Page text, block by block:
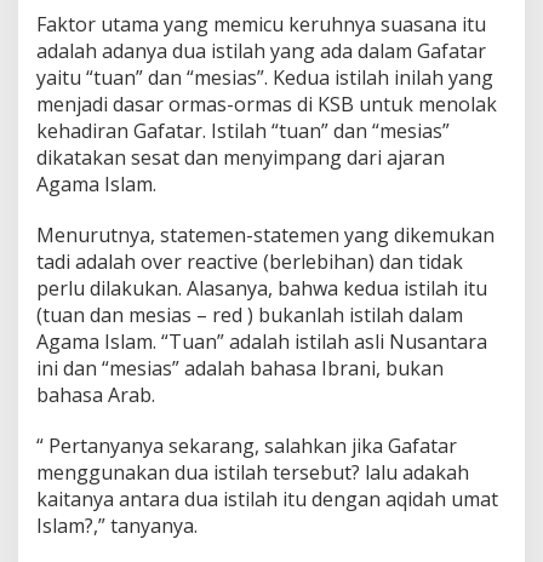
Faktor utama yang memicu keruhnya suasana itu
adalah adanya dua istilah yang ada dalam Gafatar
yaitu “tuan” dan “mesias”. Kedua istilah inilah yang
menjadi dasar ormas-ormas di KSB untuk menolak
kehadiran Gafatar. Istilah “tuan” dan “mesias”
dikatakan sesat dan menyimpang dari ajaran
Agama Islam.
Menurutnya, statemen-statemen yang dikemukan
tadi adalah over reactive (berlebihan) dan tidak
perlu dilakukan. Alasanya, bahwa kedua istilah itu
(tuan dan mesias – red ) bukanlah istilah dalam
Agama Islam. “Tuan” adalah istilah asli Nusantara
ini dan “mesias” adalah bahasa Ibrani, bukan
bahasa Arab.
“ Pertanyanya sekarang, salahkan jika Gafatar
menggunakan dua istilah tersebut? lalu adakah
kaitanya antara dua istilah itu dengan aqidah umat
Islam?,” tanyanya.